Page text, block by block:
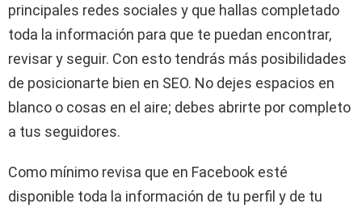
principales redes sociales y que hallas completado
toda la información para que te puedan encontrar,
revisar y seguir. Con esto tendrás más posibilidades
de posicionarte bien en SEO. No dejes espacios en
blanco o cosas en el aire; debes abrirte por completo
a tus seguidores.
Como mínimo revisa que en Facebook esté
disponible toda la información de tu perfil y de tu